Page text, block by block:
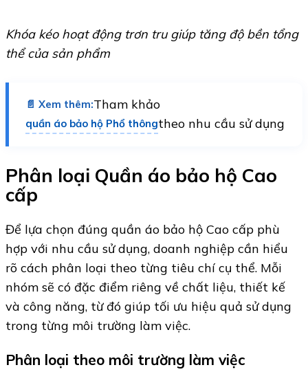
Khóa kéo hoạt động trơn tru giúp tăng độ bền tổng
thể của sản phẩm
📄 Xem thêm:Tham khảo
quần áo bảo hộ Phổ thôngtheo nhu cầu sử dụng
Phân loại Quần áo bảo hộ Cao
cấp
Để lựa chọn đúng quần áo bảo hộ Cao cấp phù
hợp với nhu cầu sử dụng, doanh nghiệp cần hiểu
rõ cách phân loại theo từng tiêu chí cụ thể. Mỗi
nhóm sẽ có đặc điểm riêng về chất liệu, thiết kế
và công năng, từ đó giúp tối ưu hiệu quả sử dụng
trong từng môi trường làm việc.
Phân loại theo môi trường làm việc